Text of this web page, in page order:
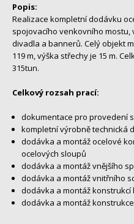
Popis:
Realizace kompletní dodávku
spojovacího venkovního mostu,
divadla a bannerů. Celý objekt
119 m, výška střechy je 15 m.
315tun.
Celkový rozsah prací:
dokumentace pro provedení
kompletní výrobně technická
dodávka a montáž ocelové
ocelových sloupů
dodávka a montáž vnějšího
dodávka a montáž vnitřního
dodávka a montáž konstrukcí
dodávka a montáž